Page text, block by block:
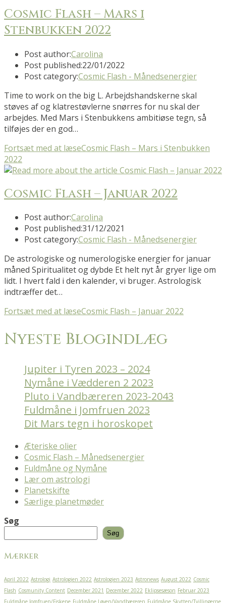
Cosmic Flash – Mars i
Stenbukken 2022
Post author:Carolina
Post published:22/01/2022
Post category:Cosmic Flash - Månedsenergier
Time to work on the big L. Arbejdshandskerne skal
støves af og klatrestøvlerne snørres for nu skal der
arbejdes. Med Mars i Stenbukkens ambitiøse tegn, så
tilføjes der en god…
Fortsæt med at læseCosmic Flash – Mars i Stenbukken
2022
Cosmic Flash – Januar 2022
Post author:Carolina
Post published:31/12/2021
Post category:Cosmic Flash - Månedsenergier
De astrologiske og numerologiske energier for januar
måned Spiritualitet og dybde Et helt nyt år gryer lige om
lidt. I hvert fald i den kalender, vi bruger. Astrologisk
indtræffer det…
Fortsæt med at læseCosmic Flash – Januar 2022
Nyeste Blogindlæg
Jupiter i Tyren 2023 – 2024
Nymåne i Vædderen 2 2023
Pluto i Vandbæreren 2023-2043
Fuldmåne i Jomfruen 2023
Dit Mars tegn i horoskopet
Æteriske olier
Cosmic Flash – Månedsenergier
Fuldmåne og Nymåne
Lær om astrologi
Planetskifte
Særlige planetmøder
Søg
Søg
Mærker
April 2022 Astrologi Astrologien 2022 Astrologien 2023 Astronews August 2022 Cosmic
Flash Cosmunity Content December 2021 December 2022 Eklipsesæson Februar 2023
Fuldmåne Jomfruen/Fiskene Fuldmåne Løven/Vandbæreren Fuldmåne Skytten/Tvillingerne